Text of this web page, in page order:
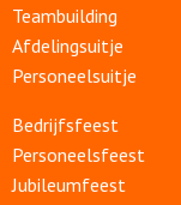
Teambuilding
Afdelingsuitje
Personeelsuitje
Bedrijfsfeest
Personeelsfeest
Jubileumfeest